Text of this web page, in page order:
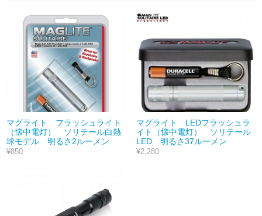
マグライト フラッシュライト
（懐中電灯） ソリテール白熱
球モデル 明るさ2ルーメン
¥850
マグライト LEDフラッシュラ
イト（懐中電灯） ソリテール
LED 明るさ37ルーメン
¥2,280